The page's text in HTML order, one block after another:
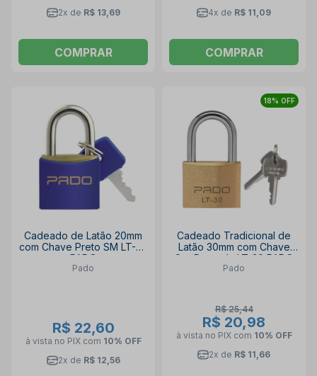
2x de R$ 13,69
COMPRAR
4x de R$ 11,09
COMPRAR
Cadeado de Latão 20mm
com Chave Preto SM LT-20
PADO
Pado
R$ 22,60
à vista no PIX com 10% OFF
2x de R$ 12,56
18% OFF
Cadeado Tradicional de
Latão 30mm com Chave
Cor Dourada LT-30 PADO
Pado
R$ 25,44
R$ 20,98
à vista no PIX com 10% OFF
2x de R$ 11,66